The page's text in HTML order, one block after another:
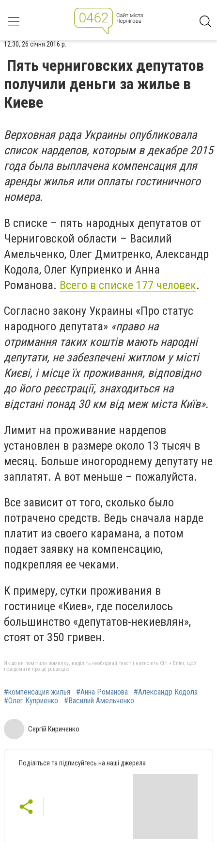
12:30, 26 січня 2016 р.
Пять черниговских депутатов
получили деньги за жилье в
Киеве
Верховная рада Украины опубликовала
список нардепов, которым в декабре 2015
года была выплачена компенсация для
аренды жилья или оплаты гостиничного
номера.
В списке – пять народных депутатов от
Черниговской области – Василий
Амельченко, Олег Дмитренко, Александр
Кодола, Олег Куприенко и Анна
Романова. Всего в списке 177 человек.
Согласно закону Украины «Про статус
народного депутата» «право на
отримання таких коштів мають народні
депутати, не забезпечені житлом у місті
Києві, і місце їх проживання, відповідно
до його реєстрації, знаходиться на
відстані понад 30 км від меж міста Київ».
Лимит на проживание нардепов
установлен в размере около 13 тысяч в
месяц. Больше иногороднему депутату не
заплатят. А вот меньше – пожалуйста.
Все зависит от того, сколько было
потрачено средств. Ведь сначала нарде
платит из своего карамана, а потом
подает заявку на компенсацию,
подкрепляя ее чеками.
К примеру, сутки проживания в
гостинице «Киев», где поселилось
большинство «депутатов-некиевлян»,
стоят от 350 гривен.
Якщо ви помітили помилку, виділіть необхідний текст і натисніть Ctrl + Enter, щоб
повідомити про це редакцію
#компенсация жилья #Анна Романова
#Александр Кодола
#Олег Куприенко
#Василий Амельченко
Сергій Кириченко
Поділіться та підписуйтесь на наші джерела